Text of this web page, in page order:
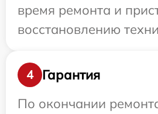
время ремонта и
восстановлению
4
Гарантия
По окончании